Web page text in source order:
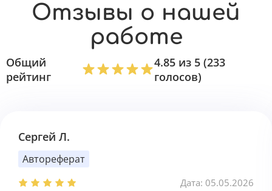
Отзывы о нашей
работе
Общий
рейтинг
4.85 из 5 (233
голосов)
Сергей Л.
Автореферат
Дата: 05.05.2026